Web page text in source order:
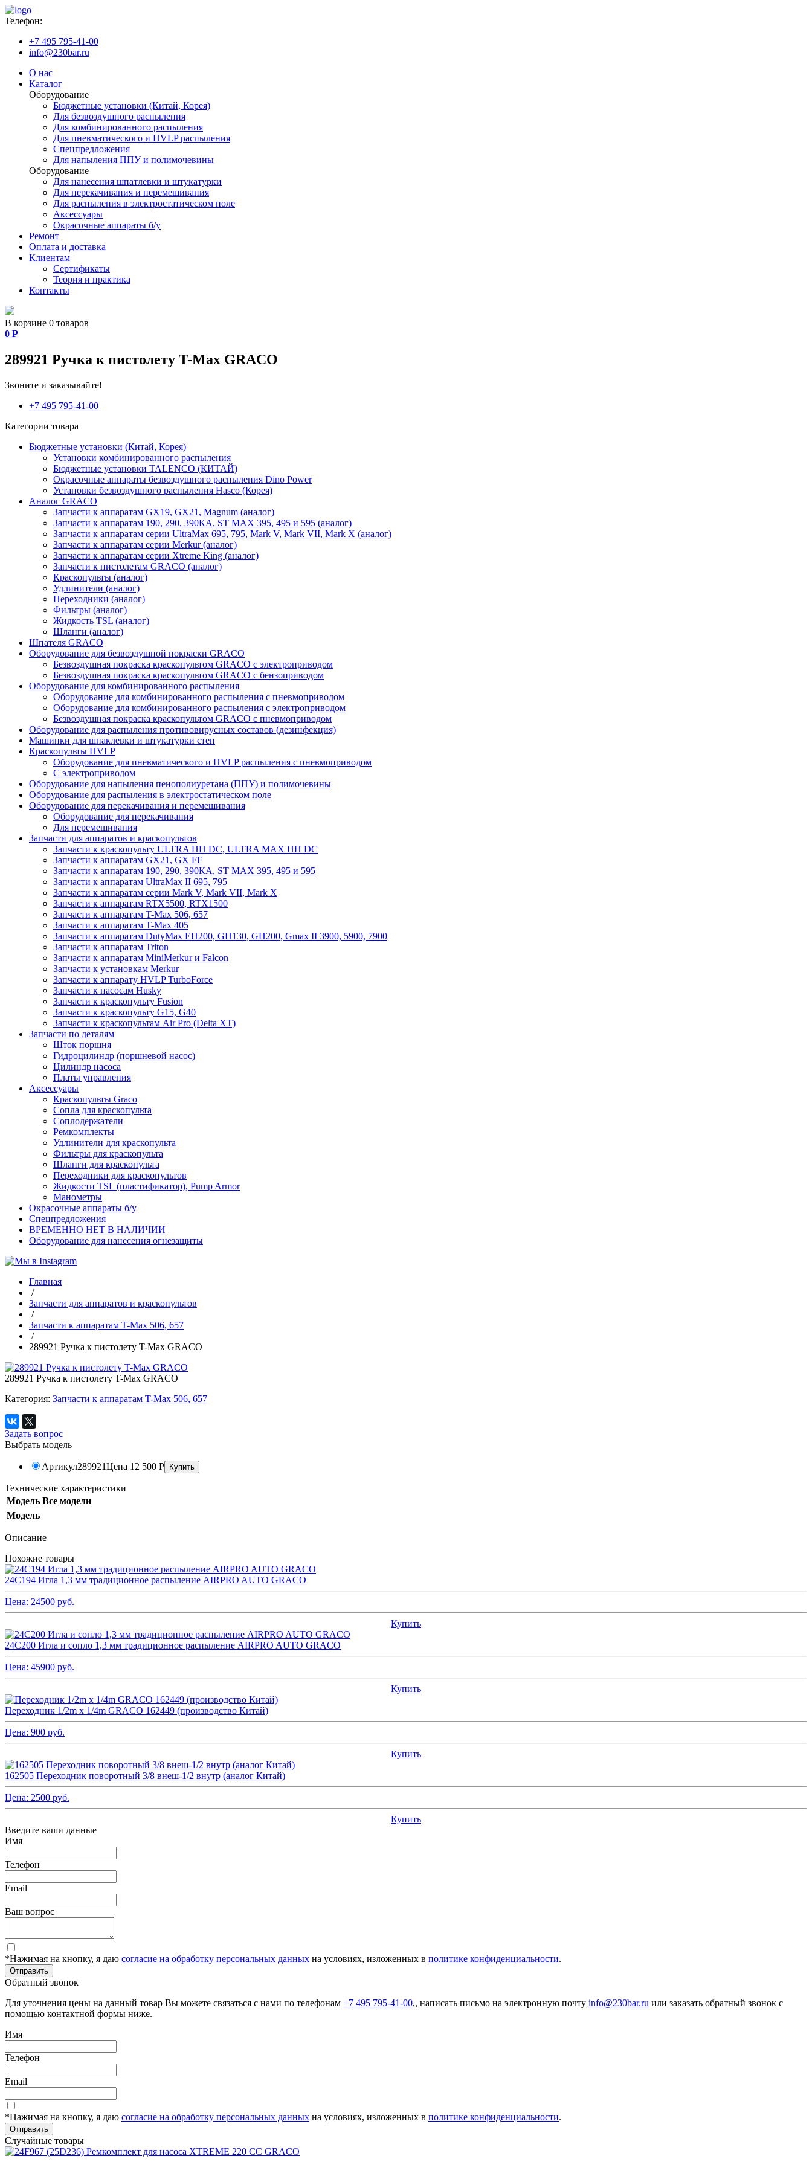
Телефон:
+7 495 795-41-00
info@230bar.ru
О нас
Каталог
Оборудование
Бюджетные установки (Китай, Корея)
Для безвоздушного распыления
Для комбинированного распыления
Для пневматического и HVLP распыления
Спецпредложения
Для напыления ППУ и полимочевины
Оборудование
Для нанесения шпатлевки и штукатурки
Для перекачивания и перемешивания
Для распыления в электростатическом поле
Аксессуары
Окрасочные аппараты б/у
Ремонт
Оплата и доставка
Клиентам
Сертификаты
Теория и практика
Контакты
В корзине 0 товаров
0 Р
289921 Ручка к пистолету T-Max GRACO
Звоните и заказывайте!
+7 495 795-41-00
Категории товара
Бюджетные установки (Китай, Корея)
Установки комбинированного распыления
Бюджетные установки TALENCO (КИТАЙ)
Окрасочные аппараты безвоздушного распыления Dino Power
Установки безвоздушного распыления Hasco (Корея)
Аналог GRACO
Запчасти к аппаратам GX19, GX21, Magnum (аналог)
Запчасти к аппаратам 190, 290, 390КА, ST MAX 395, 495 и 595 (аналог)
Запчасти к аппаратам серии UltraMax 695, 795, Mark V, Mark VII, Mark X (аналог)
Запчасти к аппаратам серии Merkur (аналог)
Запчасти к аппаратам серии Xtreme King (аналог)
Запчасти к пистолетам GRACO (аналог)
Краскопульты (аналог)
Удлинители (аналог)
Переходники (аналог)
Фильтры (аналог)
Жидкость TSL (аналог)
Шланги (аналог)
Шпателя GRACO
Оборудование для безвоздушной покраски GRACO
Безвоздушная покраска краскопультом GRACO с электроприводом
Безвоздушная покраска краскопультом GRACO с бензоприводом
Оборудование для комбинированного распыления
Оборудование для комбинированного распыления с пневмоприводом
Оборудование для комбинированного распыления с электроприводом
Безвоздушная покраска краскопультом GRACO с пневмоприводом
Оборудование для распыления противовирусных составов (дезинфекция)
Машинки для шпаклевки и штукатурки стен
Краскопульты HVLP
Оборудование для пневматического и HVLP распыления с пневмоприводом
C электроприводом
Оборудование для напыления пенополиуретана (ППУ) и полимочевины
Оборудование для распыления в электростатическом поле
Оборудование для перекачивания и перемешивания
Оборудование для перекачивания
Для перемешивания
Запчасти для аппаратов и краскопультов
Запчасти к краскопульту ULTRA HH DC, ULTRA MAX HH DC
Запчасти к аппаратам GX21, GX FF
Запчасти к аппаратам 190, 290, 390КА, ST MAX 395, 495 и 595
Запчасти к аппаратам UltraMax II 695, 795
Запчасти к аппаратам серии Mark V, Mark VII, Mark X
Запчасти к аппаратам RTX5500, RTX1500
Запчасти к аппаратам T-Max 506, 657
Запчасти к аппаратам T-Max 405
Запчасти к аппаратам DutyMax EH200, GH130, GH200, Gmax II 3900, 5900, 7900
Запчасти к аппаратам Triton
Запчасти к аппаратам MiniMerkur и Falcon
Запчасти к установкам Merkur
Запчасти к аппарату HVLP TurboForce
Запчасти к насосам Husky
Запчасти к краскопульту Fusion
Запчасти к краскопульту G15, G40
Запчасти к краскопультам Air Pro (Delta XT)
Запчасти по деталям
Шток поршня
Гидроцилиндр (поршневой насос)
Цилиндр насоса
Платы управления
Аксессуары
Краскопульты Graco
Сопла для краскопульта
Соплодержатели
Ремкомплекты
Удлинители для краскопульта
Фильтры для краскопульта
Шланги для краскопульта
Переходники для краскопультов
Жидкости TSL (пластификатор), Pump Armor
Манометры
Окрасочные аппараты б/у
Спецпредложения
ВРЕМЕННО НЕТ В НАЛИЧИИ
Оборудование для нанесения огнезащиты
Главная
/
Запчасти для аппаратов и краскопультов
/
Запчасти к аппаратам T-Max 506, 657
/
289921 Ручка к пистолету T-Max GRACO
289921 Ручка к пистолету T-Max GRACO
Категория: Запчасти к аппаратам T-Max 506, 657
Задать вопрос
Выбрать модель
Артикул289921Цена 12 500 Р
Технические характеристики
Модель Все модели
Модель
Описание
Похожие товары
24C194 Игла 1,3 мм традиционное распыление AIRPRO AUTO GRACO
Цена: 24500 руб.
Купить
24C200 Игла и сопло 1,3 мм традиционное распыление AIRPRO AUTO GRACO
Цена: 45900 руб.
Купить
Переходник 1/2m x 1/4m GRACO 162449 (производство Китай)
Цена: 900 руб.
Купить
162505 Переходник поворотный 3/8 внеш-1/2 внутр (аналог Китай)
Цена: 2500 руб.
Купить
Введите ваши данные
Имя
Телефон
Email
Ваш вопрос
*Нажимая на кнопку, я даю согласие на обработку персональных данных на условиях, изложенных в политике конфиденциальности.
Отправить
Обратный звонок
Для уточнения цены на данный товар Вы можете связаться с нами по телефонам +7 495 795-41-00,, написать письмо на электронную почту info@230bar.ru или заказать обратный звонок с
помощью контактной формы ниже.
Имя
Телефон
Email
*Нажимая на кнопку, я даю согласие на обработку персональных данных на условиях, изложенных в политике конфиденциальности.
Отправить
Случайные товары